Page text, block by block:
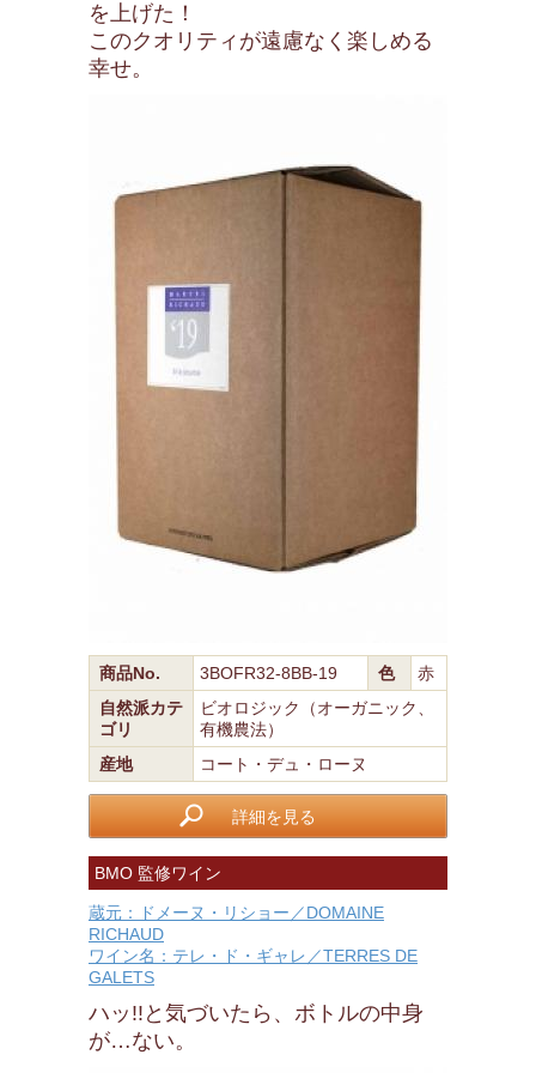
を上げた！
このクオリティが遠慮なく楽しめる
幸せ。
商品No. 3BOFR32-8BB-19 色
赤
自然派カテ
ゴリ
ビオロジック（オーガニック、
有機農法）
産地
コート・デュ・ローヌ
詳細を見る
BMO 監修ワイン
蔵元：ドメーヌ・リショー／DOMAINE
RICHAUD
ワイン名：テレ・ド・ギャレ／TERRES DE
GALETS
ハッ!!と気づいたら、ボトルの中身
が…ない。